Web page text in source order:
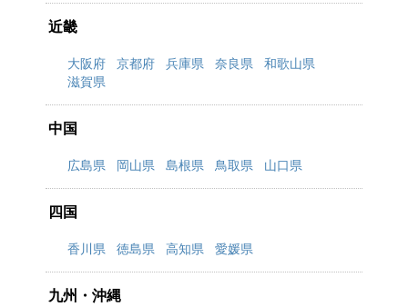
近畿
大阪府 京都府 兵庫県 奈良県
和歌山県
滋賀県
中国
広島県 岡山県 島根県 鳥取県 山口県
四国
香川県 徳島県 高知県 愛媛県
九州・沖縄